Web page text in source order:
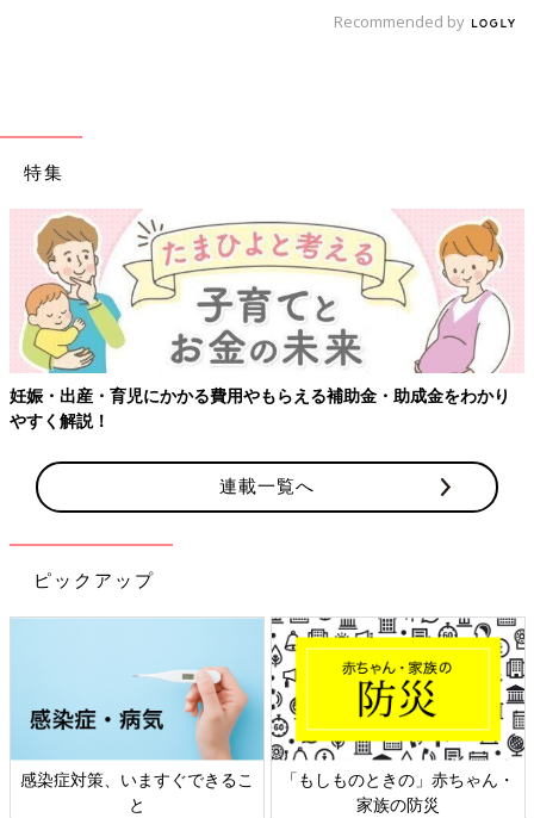
Recommended by
特集
妊娠・出産・育児にかかる費用やもらえる補助金・助成金をわかり
やすく解説！
連載一覧へ
ピックアップ
感染症対策、いますぐできるこ
と
「もしものときの」赤ちゃん・
家族の防災